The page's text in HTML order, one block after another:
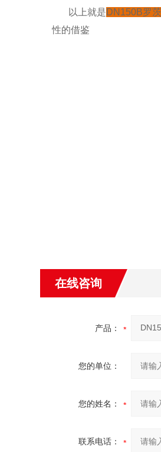
以上就是 DN150B罗
性的借鉴
在线咨询
产品：
您的单位：
您的姓名：
联系电话：